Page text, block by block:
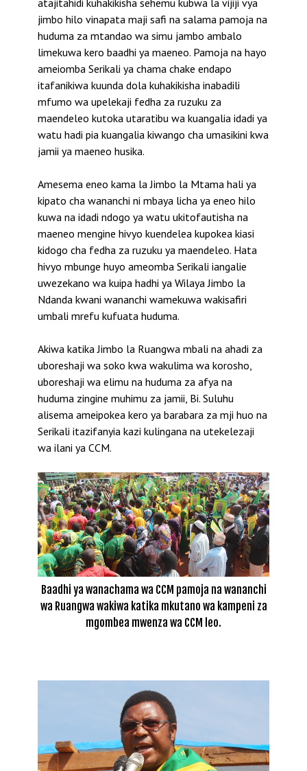
jimbo hilo vinapata maji safi na salama pamoja na
huduma za mtandao wa simu jambo ambalo
limekuwa kero baadhi ya maeneo. Pamoja na hayo
ameiomba Serikali ya chama chake endapo
itafanikiwa kuunda dola kuhakikisha inabadili
mfumo wa upelekaji fedha za ruzuku za
maendeleo kutoka utaratibu wa kuangalia idadi ya
watu hadi pia kuangalia kiwango cha umasikini kwa
jamii ya maeneo husika.
Amesema eneo kama la Jimbo la Mtama hali ya
kipato cha wananchi ni mbaya licha ya eneo hilo
kuwa na idadi ndogo ya watu ukitofautisha na
maeneo mengine hivyo kuendelea kupokea kiasi
kidogo cha fedha za ruzuku ya maendeleo. Hata
hivyo mbunge huyo ameomba Serikali iangalie
uwezekano wa kuipa hadhi ya Wilaya Jimbo la
Ndanda kwani wananchi wamekuwa wakisafiri
umbali mrefu kufuata huduma.
Akiwa katika Jimbo la Ruangwa mbali na ahadi za
uboreshaji wa soko kwa wakulima wa korosho,
uboreshaji wa elimu na huduma za afya na
huduma zingine muhimu za jamii, Bi. Suluhu
alisema ameipokea kero ya barabara za mji huo na
Serikali itazifanyia kazi kulingana na utekelezaji
wa ilani ya CCM.
Baadhi ya wanachama wa CCM pamoja na wananchi
wa Ruangwa wakiwa katika mkutano wa kampeni za
mgombea mwenza wa CCM leo.